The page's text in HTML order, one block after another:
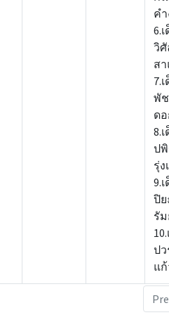
ค
6.
วิ
ส
7.
พั
ด
8.
ป
รุ่ง
9.
ปิย
รั
ปว
แ